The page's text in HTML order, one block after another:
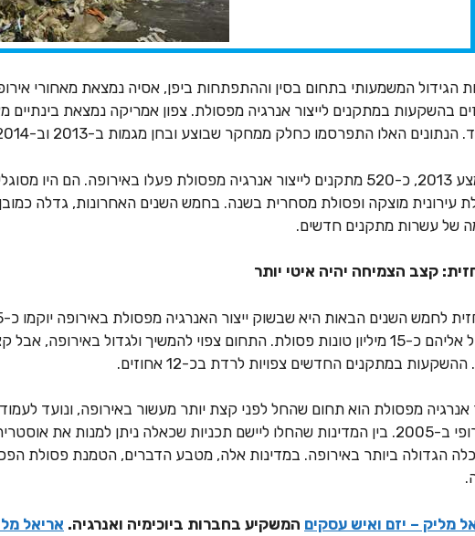
בהשקעות במתקנים לייצור אנרגיה מפסולת. צפון אמריקה נמצאת
הנתונים האלו התפרסמו כחלק ממחקר שבוצע ובחן מגמות ב-2013 וב-2014.
עירונית מוצקה ופסולת מסחרית בשנה. בחמש השנים האחרונות, גדלה
של עשרות מתקנים חדשים.
קצב הצמיחה יהיה איטי יותר
לקבל אליהם כ-15 מיליון טונות פסולת. התחום צפוי להמשיך ולגדול
ההשקעות במתקנים החדשים צפויות לרדת בכ-12 אחוזים.
אנרגיה מפסולת הוא תחום שהחל לפני קצת יותר מעשור באירופה, ונועד
האירופי ב-2005. בין המדינות שהחלו ליישם תכניות שכאלה ניתן למנות את
הגדולה ביותר באירופה. במדינות אלה, מטבע הדברים, הטמנת פסולת
מליק – יזם ואיש עסקים המשקיע בחברות ביוכימיה ואנרגיה. אריאל